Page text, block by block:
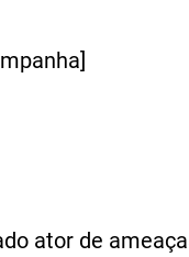
ator de